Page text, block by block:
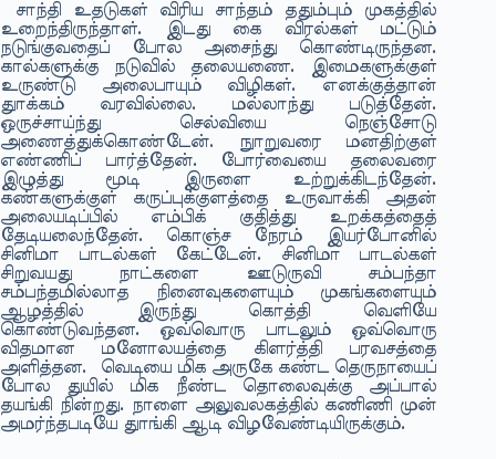
சாந்தி உதடுகள் விரிய சாந்தம் ததும்பும் முகத்தில்
உறைந்திருந்தாள். இடது கை விரல்கள் மட்டும்
நடுங்குவதைப் போல அசைந்து கொண்டிருந்தன.
கால்களுக்கு நடுவில் தலையணை. இமைகளுக்குள்
உருண்டு அலைபாயும் விழிகள். எனக்குத்தான்
துாக்கம் வரவில்லை. மல்லாந்து படுத்தேன்.
ஒருச்சாய்ந்து செல்வியை நெஞ்சோடு
அணைத்துக்கொண்டேன். நுாறுவரை மனதிற்குள்
எண்ணிப் பார்த்தேன். போர்வையை தலைவரை
இழுத்து மூடி இருளை உற்றுக்கிடந்தேன்.
கண்களுக்குள் கருப்புக்குளத்தை உருவாக்கி அதன்
அலையடிப்பில் எம்பிக் குதித்து உறக்கத்தைத்
தேடியலைந்தேன். கொஞ்ச நேரம் இயர்போனில்
சினிமா பாடல்கள் கேட்டேன். சினிமா பாடல்கள்
சிறுவயது நாட்களை ஊடுருவி சம்பந்தா
சம்பந்தமில்லாத நினைவுகளையும் முகங்களையும்
ஆழத்தில் இருந்து கொத்தி வெளியே
கொண்டுவந்தன. ஒவ்வொரு பாடலும் ஒவ்வொரு
விதமான மனோலயத்தை கிளர்த்தி பரவசத்தை
அளித்தன. வெடியை மிக அருகே கண்ட தெருநாயைப்
போல துயில் மிக நீண்ட தொலைவுக்கு அப்பால்
தயங்கி நின்றது. நாளை அலுவலகத்தில் கணிணி முன்
அமர்ந்தபடியே துாங்கி ஆடி விழவேண்டியிருக்கும்.